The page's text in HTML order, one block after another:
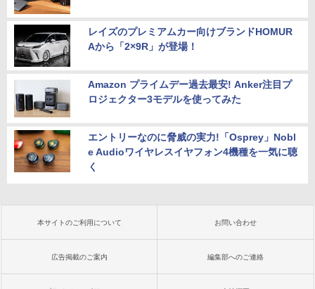
レイズのプレミアムカー向けブランドHOMUR
Aから「2×9R」が登場！
Amazon プライムデー過去最安! Anker注目プ
ロジェクター3モデルを使ってみた
エントリーなのに脅威の実力!「Osprey」Nobl
e Audioワイヤレスイヤフォン4機種を一気に聴
く
本サイトのご利用について お問い合わせ
広告掲載のご案内 編集部へのご連絡